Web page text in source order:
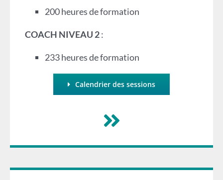
200 heures de formation
COACH NIVEAU 2:
233 heures de formation
Calendrier des sessions